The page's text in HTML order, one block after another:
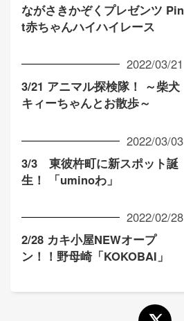
ながさきかぞくプレゼンツ Pin
t赤ちゃんハイハイレース
2022/03/21
3/21 アニマル探検隊！ ～柴犬
キィーちゃんとお散歩～
2022/03/03
3/3 東彼杵町に新スポット誕
生！ 「uminoわ」
2022/02/28
2/28 カキ小屋NEWオープ
ン！！野母崎「KOKOBAI」